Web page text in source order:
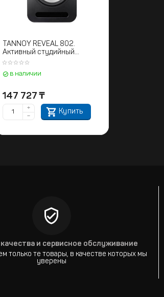
TANNOY REVEAL 802.
Активный студийный
монитор
в наличии
147 727 ₸
Купить
+
−
качества и сервисное обслуживание
только те товары, в качестве которых мы
уверены